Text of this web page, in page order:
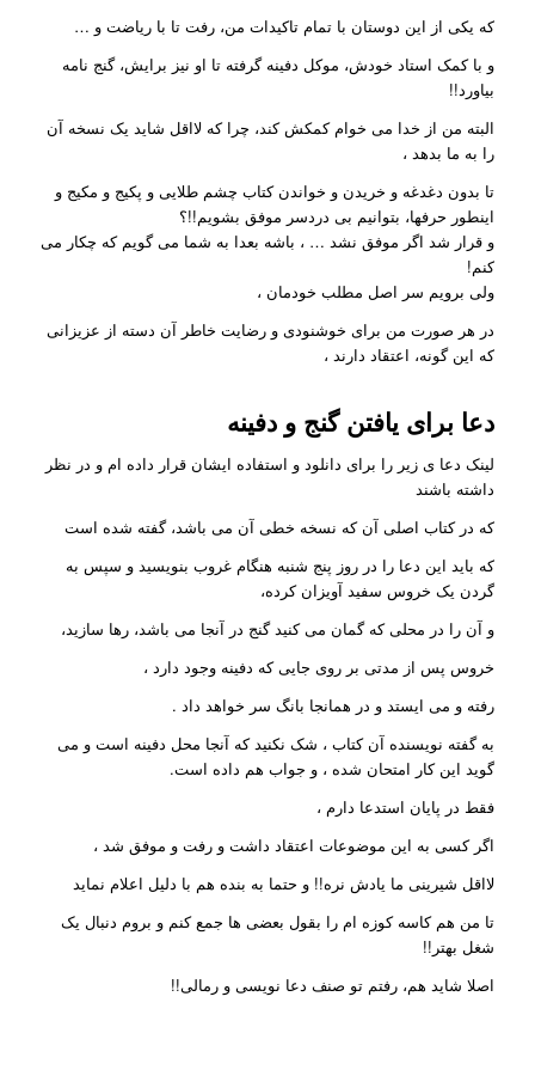
که یکی از این دوستان با تمام تاکیدات من، رفت تا با ریاضت و …
و با کمک استاد خودش، موکل دفینه گرفته تا او نیز برایش، گنج نامه
بیاورد!!
البته من از خدا می خوام کمکش کند، چرا که لااقل شاید یک نسخه آن
را به ما بدهد ،
تا بدون دغدغه و خریدن و خواندن کتاب چشم طلایی و پکیج و مکیج و
اینطور حرفها، بتوانیم بی دردسر موفق بشویم!!؟
و قرار شد اگر موفق نشد … ، باشه بعدا به شما می گویم که چکار می
کنم!
ولی برویم سر اصل مطلب خودمان ،
در هر صورت من برای خوشنودی و رضایت خاطر آن دسته از عزیزانی
که این گونه، اعتقاد دارند ،
دعا برای یافتن گنج و دفینه
لینک دعا ی زیر را برای دانلود و استفاده ایشان قرار داده ام و در نظر
داشته باشند
که در کتاب اصلی آن که نسخه خطی آن می باشد، گفته شده است
که باید این دعا را در روز پنج شنبه هنگام غروب بنویسید و سپس به
گردن یک خروس سفید آویزان کرده،
و آن را در محلی که گمان می کنید گنج در آنجا می باشد، رها سازید،
خروس پس از مدتی بر روی جایی که دفینه وجود دارد ،
رفته و می ایستد و در همانجا بانگ سر خواهد داد .
به گفته نویسنده آن کتاب ، شک نکنید که آنجا محل دفینه است و می
گوید این کار امتحان شده ، و جواب هم داده است.
فقط در پایان استدعا دارم ،
اگر کسی به این موضوعات اعتقاد داشت و رفت و موفق شد ،
لااقل شیرینی ما یادش نره!! و حتما به بنده هم با دلیل اعلام نماید
تا من هم کاسه کوزه ام را بقول بعضی ها جمع کنم و بروم دنبال یک
شغل بهتر!!
اصلا شاید هم، رفتم تو صنف دعا نویسی و رمالی!!